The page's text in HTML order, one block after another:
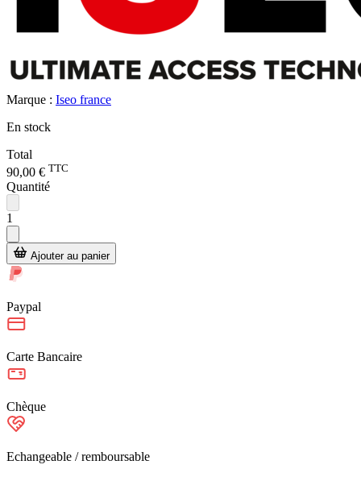
Marque : Iseo france
En stock
Total
90,00 € TTC
Quantité
1
Ajouter au panier
Paypal
Carte Bancaire
Chèque
Echangeable / remboursable